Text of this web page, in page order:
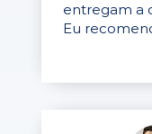
entregam a
Eu